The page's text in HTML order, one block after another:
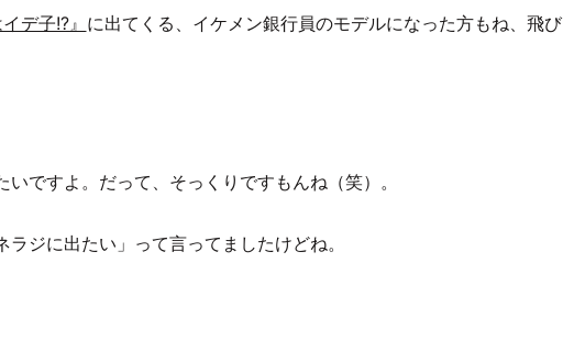
デ子!?』 に出てくる、イケメン銀行員のモデルになった方もね、飛び
いですよ。だって、そっくりですもんね（笑）。
ジに出たい」って言ってましたけどね。